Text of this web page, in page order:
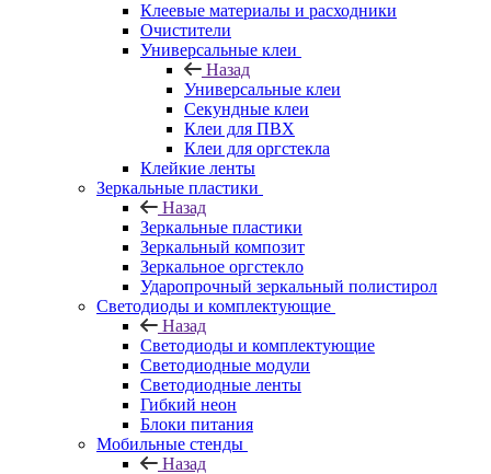
Клеевые материалы и расходники
Очистители
Универсальные клеи
Назад
Универсальные клеи
Секундные клеи
Клеи для ПВХ
Клеи для оргстекла
Клейкие ленты
Зеркальные пластики
Назад
Зеркальные пластики
Зеркальный композит
Зеркальное оргстекло
Ударопрочный зеркальный полистирол
Светодиоды и комплектующие
Назад
Светодиоды и комплектующие
Светодиодные модули
Светодиодные ленты
Гибкий неон
Блоки питания
Мобильные стенды
Назад